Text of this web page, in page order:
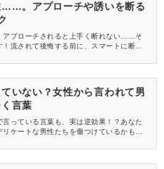
……。アプローチや誘いを断る
アプローチされると上手く断れない……そ
！流されて後悔する前に、スマートに断る
け、ご自身の望む恋愛をしましょう。
いない？女性から言われて男
言葉
っている言葉も、実は逆効果！？あなた
ケートな男性たちを傷つけているかもし
知って、言わないように注意しましょう。